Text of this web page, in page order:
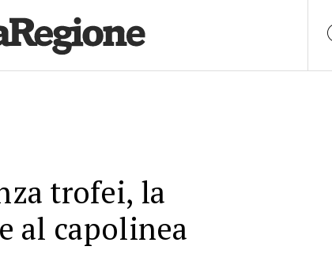
trofei, la
al capolinea